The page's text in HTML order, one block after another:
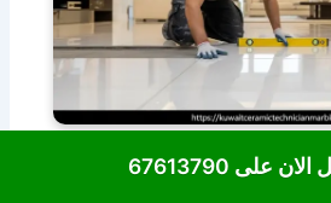
في الكويت
على 67613790